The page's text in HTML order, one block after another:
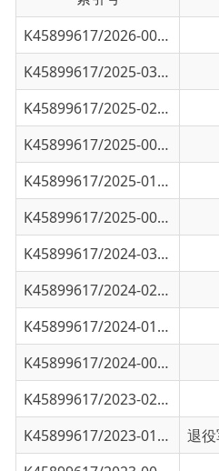
K45899617/2025-03186
乌恰县
K45899617/2025-02324
乌恰县
K45899617/2025-00925
乌恰县
K45899617/2025-01242 乌恰县
K45899617/2025-00238 送喜报进
K45899617/2024-03350 乌恰县
K45899617/2024-02516 乌恰县
K45899617/2024-01595
政策解
K45899617/2023-02561 乌恰县
K45899617/2023-01356 逐月领
K45899617/2023-00542 新疆退
K45899617/2022-00485
关于加
K45899617/2022-00484 中共中